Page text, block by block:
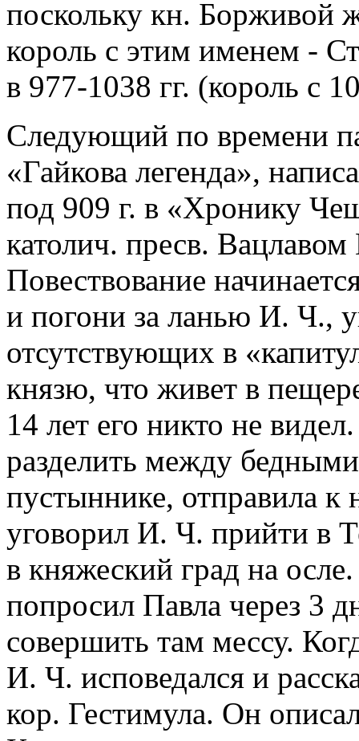
поскольку кн. Борживой
король с этим именем -
в 977-1038 гг. (король с
Следующий по времени
«Гайкова легенда»,
под 909 г. в «Хронику
католич. пресв.
Повествование
и погони за ланью И. Ч.,
отсутствующих в
князю, что живет в
14 лет его никто не
разделить между
пустыннике, отправила
уговорил И. Ч. прийти в
в княжеский град на
попросил Павла через 3
совершить там мессу.
И. Ч. исповедался и
кор. Гестимула. Он